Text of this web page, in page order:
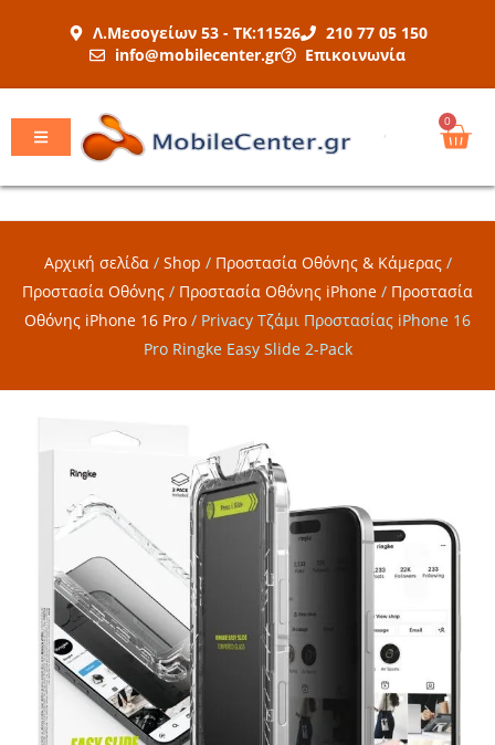
Λ.Μεσογείων 53 - ΤΚ:11526
210 77 05 150
info@mobilecenter.gr
Επικοινωνία
0
Αρχική σελίδα / Shop / Προστασία Οθόνης & Κάμερας/
Προστασία Οθόνης / Προστασία Οθόνης iPhone / Προστασία
Οθόνης iPhone 16 Pro / Privacy Τζάμι Προστασίας iPhone 16
Pro Ringke Easy Slide 2-Pack